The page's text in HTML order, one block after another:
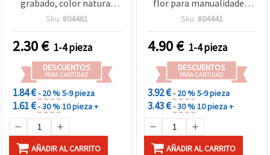
grabado, color natural
63x125x20 mm - 1 pieza
Sku: 804461
2.30€ 1-4 pieza
DESCUENTOS
PARA CANTIDAD
1.84 €- 20 %5-9 pieza
1.61 €- 30 %10 pieza +
AÑADIR AL CARRITO
flor para manualidades,
147 x 150 x 10 mm - 1
Sku: 804441
4.90€ 1-4 pieza
DESCUENTOS
PARA CANTIDAD
3.92 €- 20 %5-9 pieza
3.43 €- 30 %10 pieza +
AÑADIR AL CARRITO